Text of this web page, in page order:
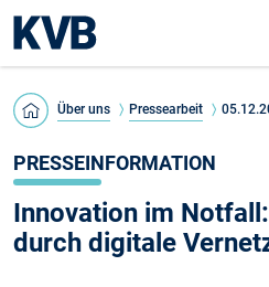
Über uns Pressearbeit
PRESSEINFORMATION
Innovation im
durch digitale